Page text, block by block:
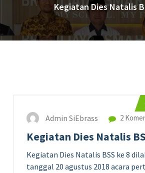
Kegiatan Dies Natalis
Admin SiEbrass 2
Kegiatan Dies Natalis
Kegiatan Dies Natalis BSS ke 8
tanggal 20 agustus 2018 acara